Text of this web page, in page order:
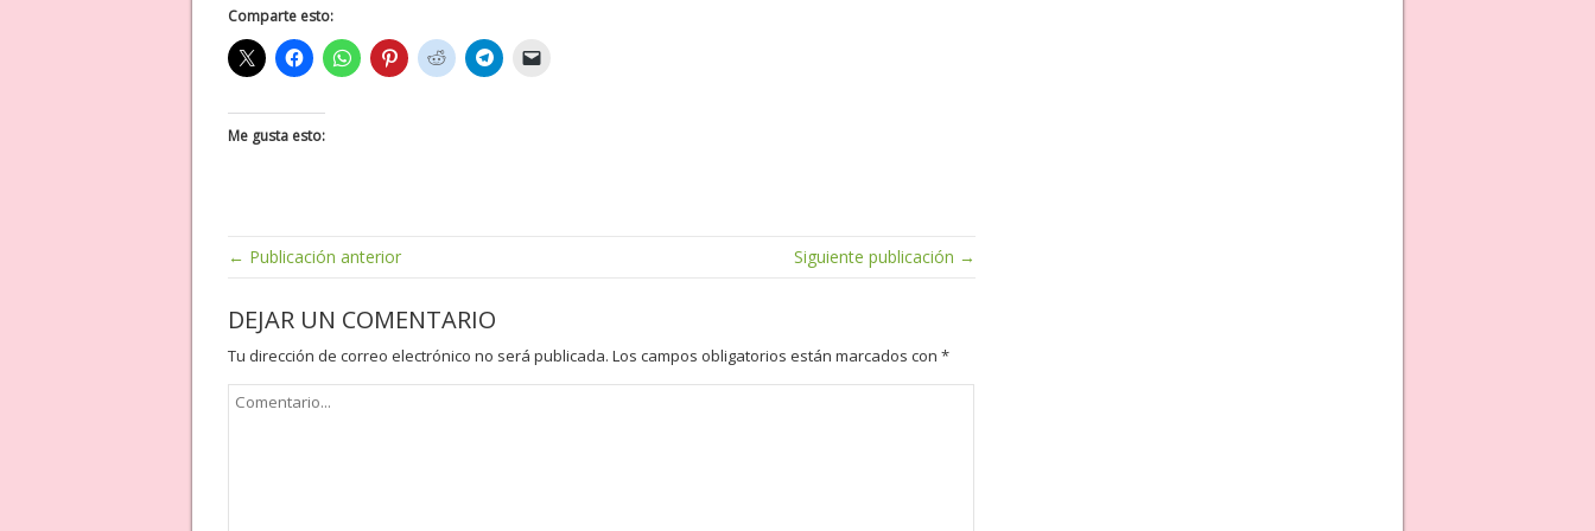
Comparte esto:
Me gusta esto:
← Publicación anterior Siguiente publicación →
DEJAR UN COMENTARIO
Tu dirección de correo electrónico no será publicada. Los campos obligatorios están marcados con *